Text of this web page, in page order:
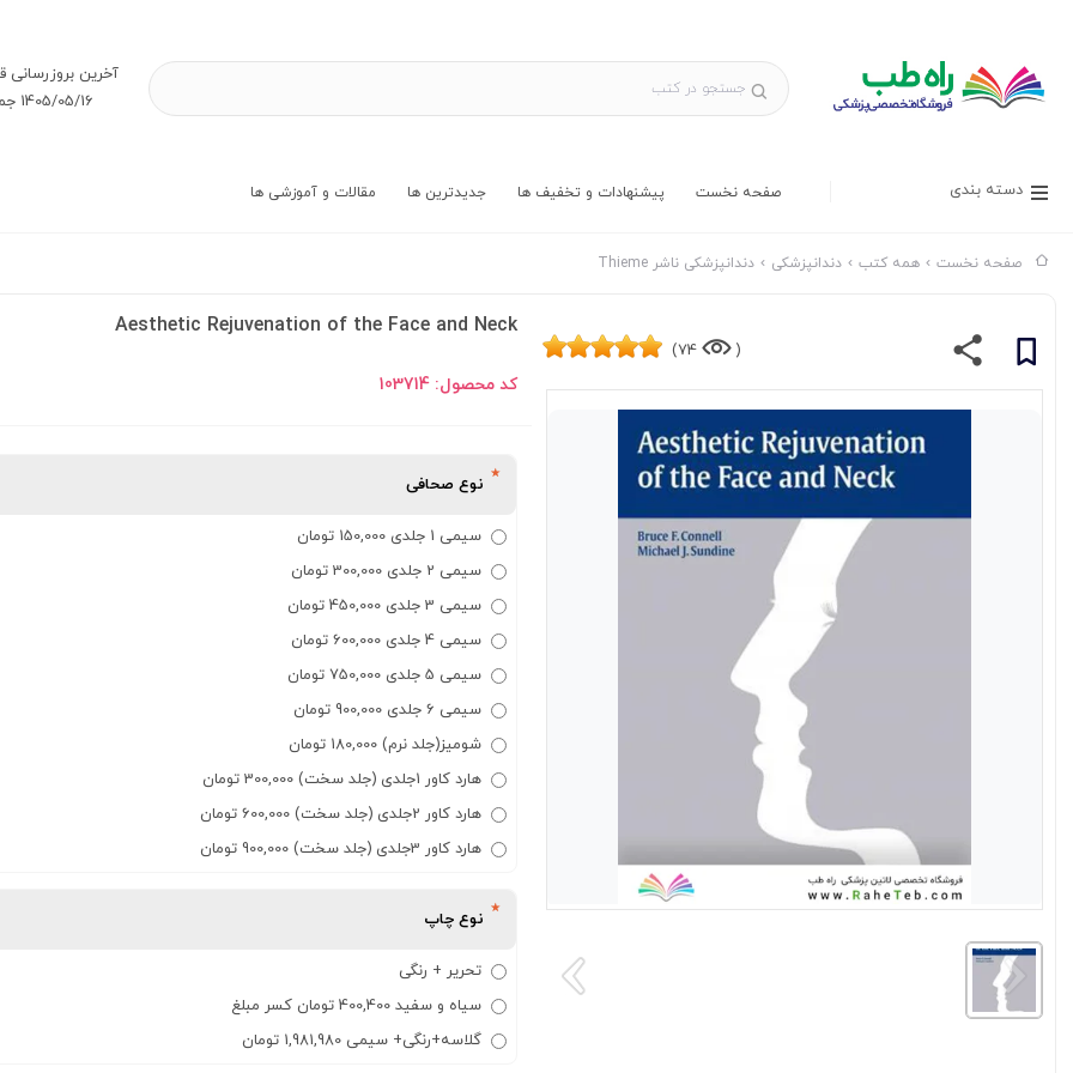
آخرین بروز‌رسانی
1405/05/16 جمعه
دسته بندی صفحه نخست پیشنهادات و تخفیف ها جدیدترین ها مقالات و آموزشی ها
صفحه نخست همه کتب دندانپزشکی دندانپزشکی ناشر Thieme
(
74)
Aesthetic Rejuvenation of the Face and Neck
کد محصول:103714
نوع صحافی
سیمی 1 جلدی 150,000 تومان
سیمی 2 جلدی 300,000 تومان
سیمی 3 جلدی 450,000 تومان
سیمی 4 جلدی 600,000 تومان
سیمی 5 جلدی 750,000 تومان
سیمی 6 جلدی 900,000 تومان
شومیز(جلد نرم) 180,000 تومان
هارد کاور 1جلدی (جلد سخت) 300,000 تومان
هارد کاور 2جلدی (جلد سخت) 600,000 تومان
هارد کاور 3جلدی (جلد سخت) 900,000 تومان
نوع چاپ
تحریر + رنگی
سیاه و سفید 400,400 تومان کسر مبلغ
گلاسه+رنگی+ سیمی 1,981,980 تومان